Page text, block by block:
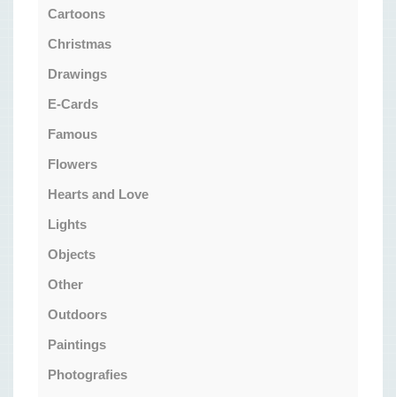
Cartoons
Christmas
Drawings
E-Cards
Famous
Flowers
Hearts and Love
Lights
Objects
Other
Outdoors
Paintings
Photografies